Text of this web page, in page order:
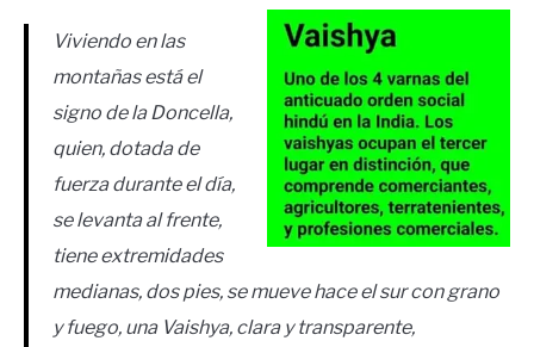
Viviendo en las
montañas está el
signo de la Doncella,
quien, dotada de
fuerza durante el día,
se levanta al frente,
tiene extremidades
medianas, dos pies, se mueve hace el sur con grano
y fuego, una Vaishya, clara y transparente,